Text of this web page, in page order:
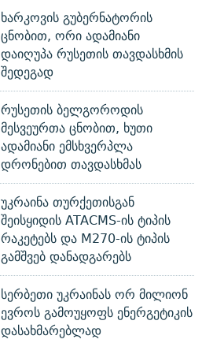
ხარკოვის გუბერნატორის
ცნობით, ორი ადამიანი
დაიღუპა რუსეთის თავდასხმის
შედეგად
რუსეთის ბელგოროდის
მესვეურთა ცნობით, ხუთი
ადამიანი ემსხვერპლა
დრონებით თავდასხმას
უკრაინა თურქეთისგან
შეისყიდის ATACMS-ის ტიპის
რაკეტებს და M270-ის ტიპის
გამშვებ დანადგარებს
სერბეთი უკრაინას ორ მილიონ
ევროს გამოუყოფს ენერგეტიკის
დასახმარებლად